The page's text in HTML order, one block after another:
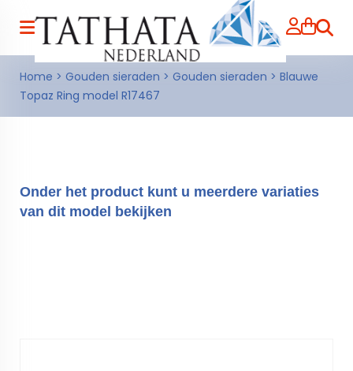
Home > Gouden sieraden > Gouden sieraden > Blauwe
Topaz Ring model R17467
Onder het product kunt u meerdere variaties
van dit model bekijken